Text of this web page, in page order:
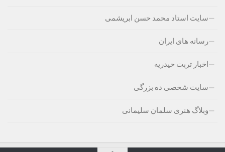
سایت استاد محمد حسن ابریشمی
رسانه های ایران
اخبار تربت حیدریه
سایت شخصی ده بزرگی
وبلاگ هنری سلمان سلیمانی